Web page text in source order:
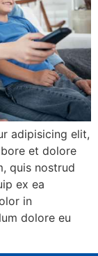
adipisicing elit,
et dolore
quis nostrud
ex ea
in
dolore eu